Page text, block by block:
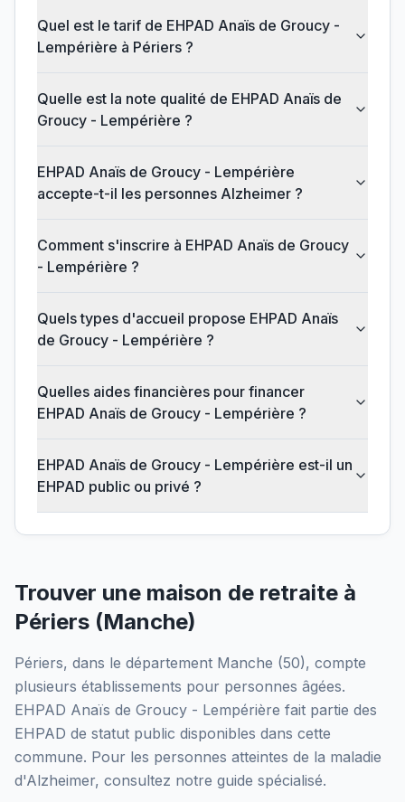
Quel est le tarif de EHPAD Anaïs de Groucy -
Lempérière à Périers ?
Quelle est la note qualité de EHPAD Anaïs de
Groucy - Lempérière ?
EHPAD Anaïs de Groucy - Lempérière
accepte-t-il les personnes Alzheimer ?
Comment s'inscrire à EHPAD Anaïs de Groucy
- Lempérière ?
Quels types d'accueil propose EHPAD Anaïs
de Groucy - Lempérière ?
Quelles aides financières pour financer
EHPAD Anaïs de Groucy - Lempérière ?
EHPAD Anaïs de Groucy - Lempérière est-il un
EHPAD public ou privé ?
Trouver une maison de retraite à
Périers (Manche)
Périers, dans le département Manche (50), compte
plusieurs établissements pour personnes âgées.
EHPAD Anaïs de Groucy - Lempérière fait partie des
EHPAD de statut public disponibles dans cette
commune. Pour les personnes atteintes de la maladie
d'Alzheimer, consultez notre guide spécialisé.